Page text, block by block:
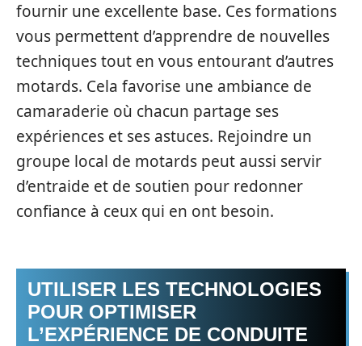
fournir une excellente base. Ces formations
vous permettent d’apprendre de nouvelles
techniques tout en vous entourant d’autres
motards. Cela favorise une ambiance de
camaraderie où chacun partage ses
expériences et ses astuces. Rejoindre un
groupe local de motards peut aussi servir
d’entraide et de soutien pour redonner
confiance à ceux qui en ont besoin.
UTILISER LES TECHNOLOGIES
POUR OPTIMISER
L’EXPÉRIENCE DE CONDUITE